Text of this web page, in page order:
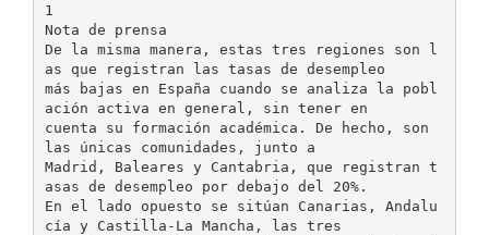
1
Nota de prensa
De la misma manera, estas tres regiones son l
as que registran las tasas de desempleo
más bajas en España cuando se analiza la pobl
ación activa en general, sin tener en
cuenta su formación académica. De hecho, son
las únicas comunidades, junto a
Madrid, Baleares y Cantabria, que registran t
asas de desempleo por debajo del 20%.
En el lado opuesto se sitúan Canarias, Andalu
cía y Castilla-La Mancha, las tres